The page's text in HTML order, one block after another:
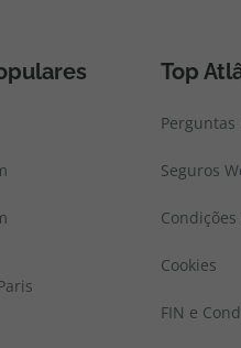
Top
Perguntas
Seguros
Cookies
FIN e